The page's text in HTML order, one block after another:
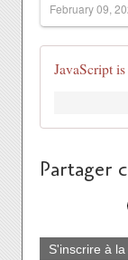
February 09,
JavaScript
Partager
S'inscrire à